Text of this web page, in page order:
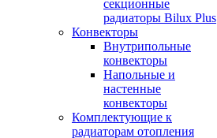
секционные
радиаторы Bilux Plus
Конвекторы
Внутрипольные
конвекторы
Напольные и
настенные
конвекторы
Комплектующие к
радиаторам отопления